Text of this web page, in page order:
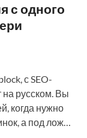
с одного
с SEO-
на русском. Вы
когда нужно
а под лож…